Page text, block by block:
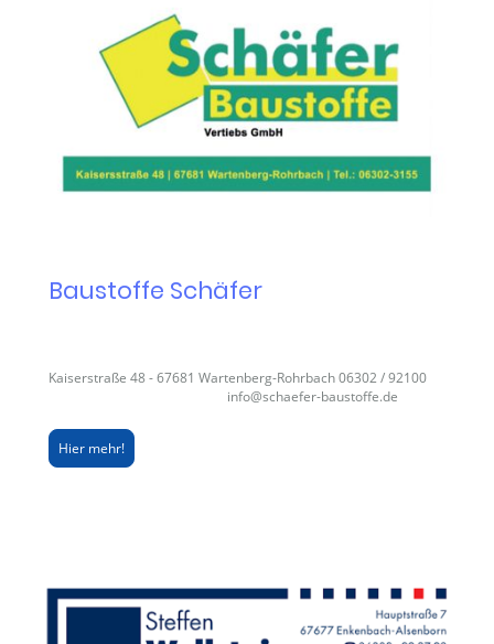
Baustoffe Schäfer
Kaiserstraße 48 - 67681 Wartenberg-Rohrbach 06302 / 92100
info@schaefer-baustoffe.de
Hier mehr!